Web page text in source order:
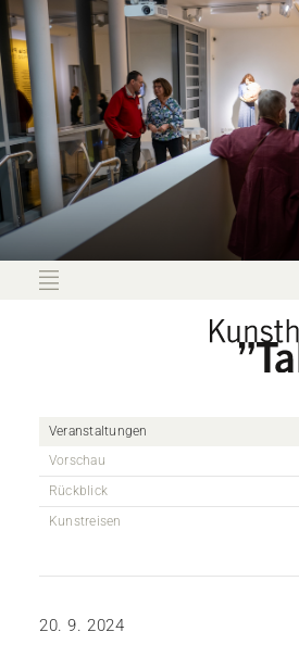
Veranstaltungen
Vorschau
Rückblick
Kunstreisen
20. 9. 2024